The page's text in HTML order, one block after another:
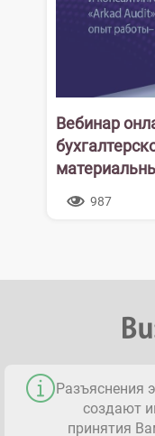
Вебинар
987
Разъяснения
создают
принятия